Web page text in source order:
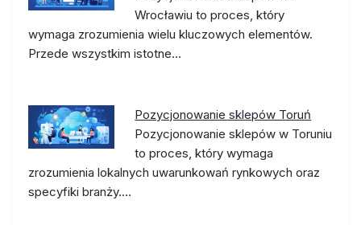
Wrocławiu to proces, który
wymaga zrozumienia wielu kluczowych elementów.
Przede wszystkim istotne…
Pozycjonowanie sklepów Toruń
Pozycjonowanie sklepów w Toruniu
to proces, który wymaga
zrozumienia lokalnych uwarunkowań rynkowych oraz
specyfiki branży.…